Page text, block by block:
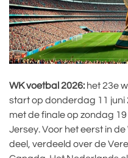
WK voetbal 2026: het 23e
start op donderdag 11 juni
met de finale op zondag
Jersey. Voor het eerst in
deel, verdeeld over de